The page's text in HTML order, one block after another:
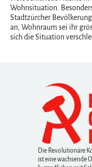
Wohnsituation.
Stadtzürcher
an, Wohnraum sei ihr
sich die Situation
Die Revolutionäre
ist eine wachsende